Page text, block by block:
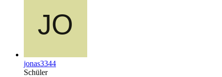
jonas3344
Schüler